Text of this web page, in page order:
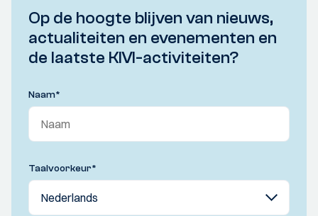
Op de hoogte blijven van nieuws,
actualiteiten en evenementen en
de laatste KIVI-activiteiten?
Naam*
Taalvoorkeur*